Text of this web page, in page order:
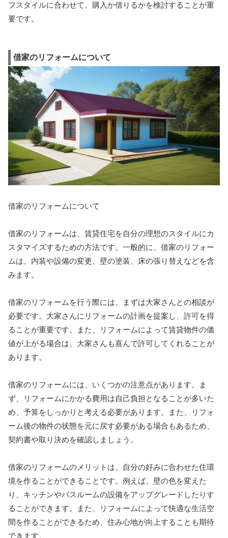
フスタイルに合わせて、購入か借りるかを検討することが重
要です。
借家のリフォームについて
借家のリフォームについて
借家のリフォームは、賃貸住宅を自分の理想のスタイルにカ
スタマイズするための方法です。一般的に、借家のリフォー
ムは、内装や設備の変更、壁の塗装、床の張り替えなどを含
みます。
借家のリフォームを行う際には、まずは大家さんとの相談が
必要です。大家さんにリフォームの計画を提案し、許可を得
ることが重要です。また、リフォームによって賃貸物件の価
値が上がる場合は、大家さんも喜んで許可してくれることが
あります。
借家のリフォームには、いくつかの注意点があります。ま
ず、リフォームにかかる費用は自己負担となることが多いた
め、予算をしっかりと考える必要があります。また、リフォ
ーム後の物件の状態を元に戻す必要がある場合もあるため、
契約書や取り決めを確認しましょう。
借家のリフォームのメリットは、自分の好みに合わせた住環
境を作ることができることです。例えば、壁の色を変えた
り、キッチンやバスルームの設備をアップグレードしたりす
ることができます。また、リフォームによって快適な生活空
間を作ることができるため、住み心地が向上することも期待
できます。